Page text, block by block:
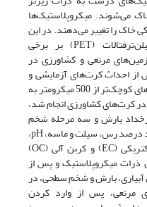
می‌شوند. میکروپلاستیک‌ها
خاک را تغییر می‌دهند. در این
مطالعه، تأثیر میکروپلاستیک‌ پلی‌اتیلن‌ترفتالات (PET) بر برخی
مرتعی و کشاورزی در
احداث کرت‌های آزمایشی و
افزودن میکروپلاستیک PET با اندازه‌های کوچک‌تر از 500 میکرومتر به
کرت‌های کشاورزی انجام شد،
بارش و سه مرحله شخم
سطحی صورت گرفت. ویژگی‌هایی مانند درصد رس، سیلت و ماسه، pH،
سدیم (Na)، پتاسیم (K)، هدایت الکتریکی (EC) و کربن آلی (OC)
ذرات میکروپلاستیک‌ و پس از
بارش و شخم سطحی، در
مرتعی، پس از وارد کردن